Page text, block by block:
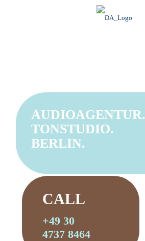
AUDIOAGENTUR.
TONSTUDIO.
BERLIN.
CALL
+49 30
4737 8464